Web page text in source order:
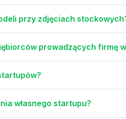
przy zdjęciach
prowadzących firmę
własnego startupu?